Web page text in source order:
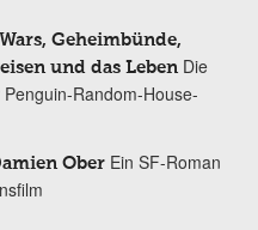
Geheimbünde,
und das Leben Die
Random-House-
Ober Ein SF-Roman